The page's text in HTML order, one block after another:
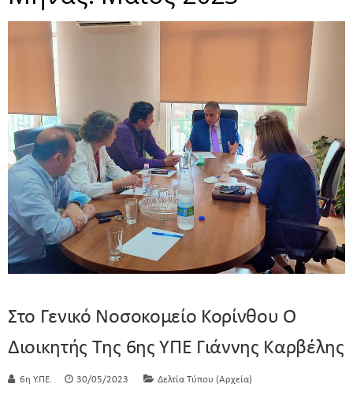
Στο Γενικό Νοσοκομείο Κορίνθου Ο
Διοικητής Της 6ης ΥΠΕ Γιάννης Καρβέλης
6η Υ.ΠΕ. 30/05/2023 Δελτία Τύπου (Αρχεία)